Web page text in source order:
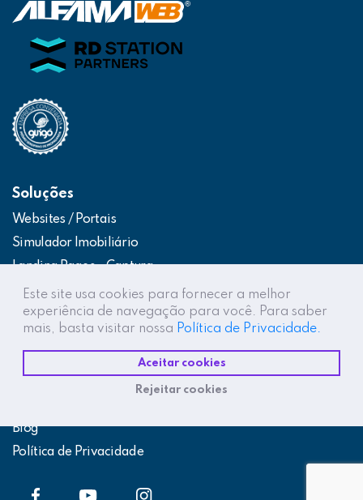
Este site usa cookies para fornecer a melhor
experiência de navegação para você. Para saber
mais, basta visitar nossa Política de Privacidade.
Aceitar cookies
Rejeitar cookies
Soluções
Websites / Portais
Simulador Imobiliário
Landing Pages – Captura
Web App – Portal do Cliente
Intranets / Extranets
Integração Construtor de Vendas
Destaques
Blog
Política de Privacidade